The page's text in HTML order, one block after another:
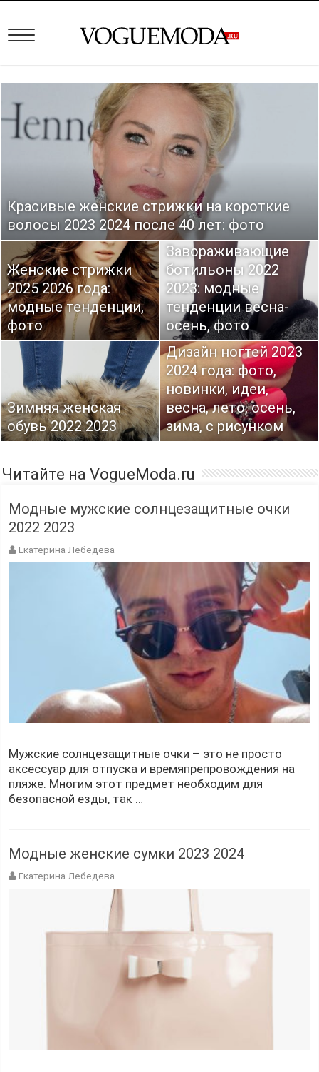
Красивые женские стрижки на короткие
волосы 2023 2024 после 40 лет: фото
Женские стрижки
2025 2026 года:
модные тенденции,
фото
Завораживающие
ботильоны 2022
2023: модные
тенденции весна-
осень, фото
Зимняя женская
обувь 2022 2023
Дизайн ногтей 2023
2024 года: фото,
новинки, идеи,
весна, лето, осень,
зима, с рисунком
Читайте на VogueModa.ru
Модные мужские солнцезащитные очки
2022 2023
Екатерина Лебедева
Мужские солнцезащитные очки – это не просто
аксессуар для отпуска и времяпрепровождения на
пляже. Многим этот предмет необходим для
безопасной езды, так …
Модные женские сумки 2023 2024
Екатерина Лебедева